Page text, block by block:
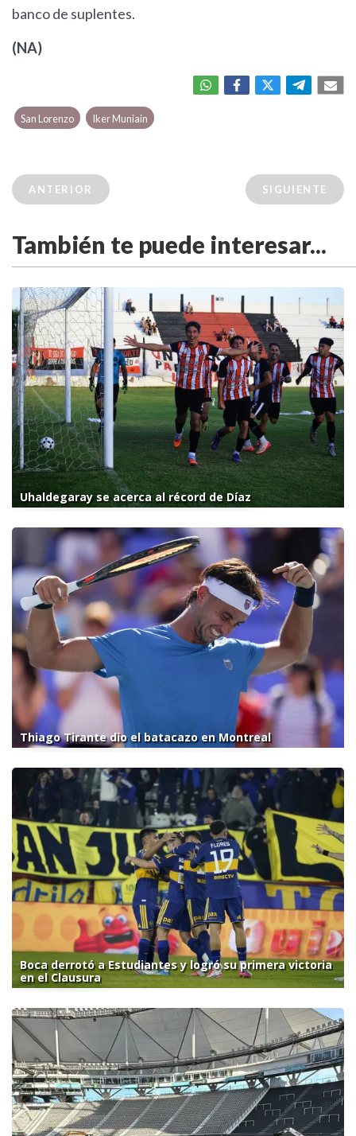
banco de suplentes.
(NA)
San Lorenzo Iker Muniain
ANTERIOR SIGUIENTE
También te puede interesar...
Uhaldegaray se acerca al récord de Díaz
Thiago Tirante dio el batacazo en Montreal
Boca derrotó a Estudiantes y logró su primera victoria
en el Clausura